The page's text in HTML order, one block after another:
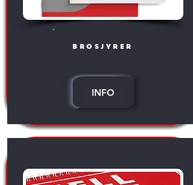
brosjyrer
INFO